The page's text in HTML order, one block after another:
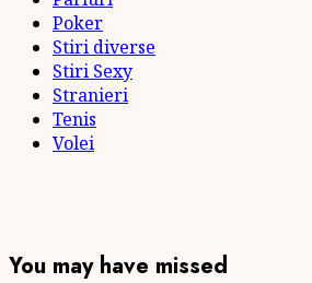
Poker
Stiri diverse
Stiri Sexy
Stranieri
Tenis
Volei
You may have missed